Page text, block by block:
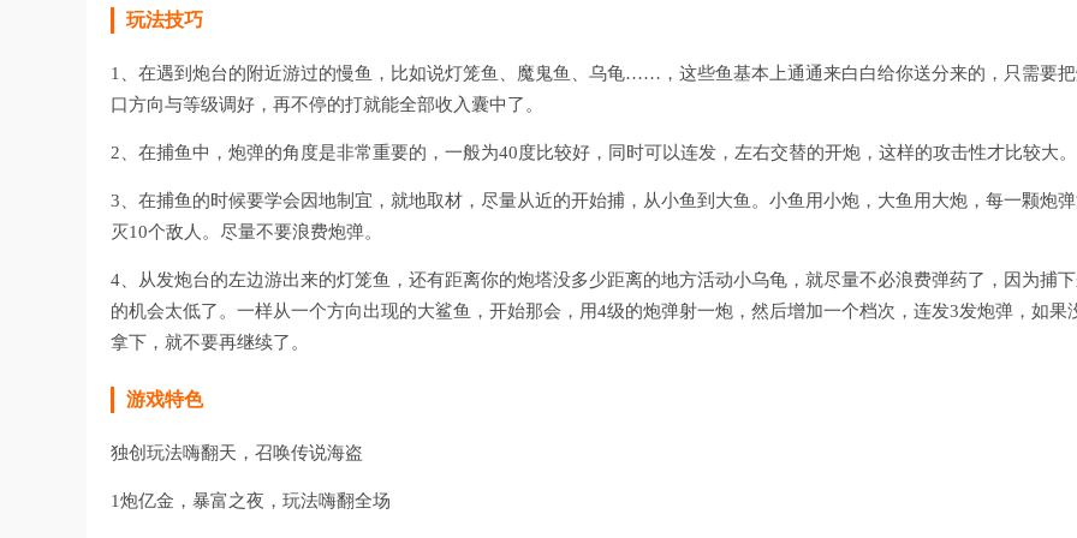
玩法技巧
1、在遇到炮台的附近游过的慢鱼，比如说灯笼鱼、魔鬼鱼、乌龟……，这些鱼基本上通通来白白给你送分来的，只需要
口方向与等级调好，再不停的打就能全部收入囊中了。
2、在捕鱼中，炮弹的角度是非常重要的，一般为40度比较好，同时可以连发，左右交替的开炮，这样的攻击性才比较大。
3、在捕鱼的时候要学会因地制宜，就地取材，尽量从近的开始捕，从小鱼到大鱼。小鱼用小炮，大鱼用大炮，每一颗炮
灭10个敌人。尽量不要浪费炮弹。
4、从发炮台的左边游出来的灯笼鱼，还有距离你的炮塔没多少距离的地方活动小乌龟，就尽量不必浪费弹药了，因为捕
的机会太低了。一样从一个方向出现的大鲨鱼，开始那会，用4级的炮弹射一炮，然后增加一个档次，连发3发炮弹，如果
拿下，就不要再继续了。
游戏特色
独创玩法嗨翻天，召唤传说海盗
1炮亿金，暴富之夜，玩法嗨翻全场